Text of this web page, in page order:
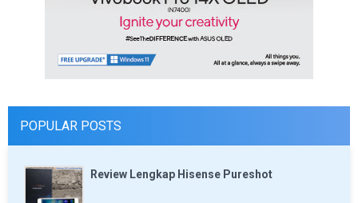
POPULAR POSTS
Review Lengkap Hisense Pureshot